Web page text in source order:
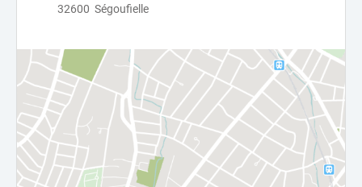
32600 Ségoufielle